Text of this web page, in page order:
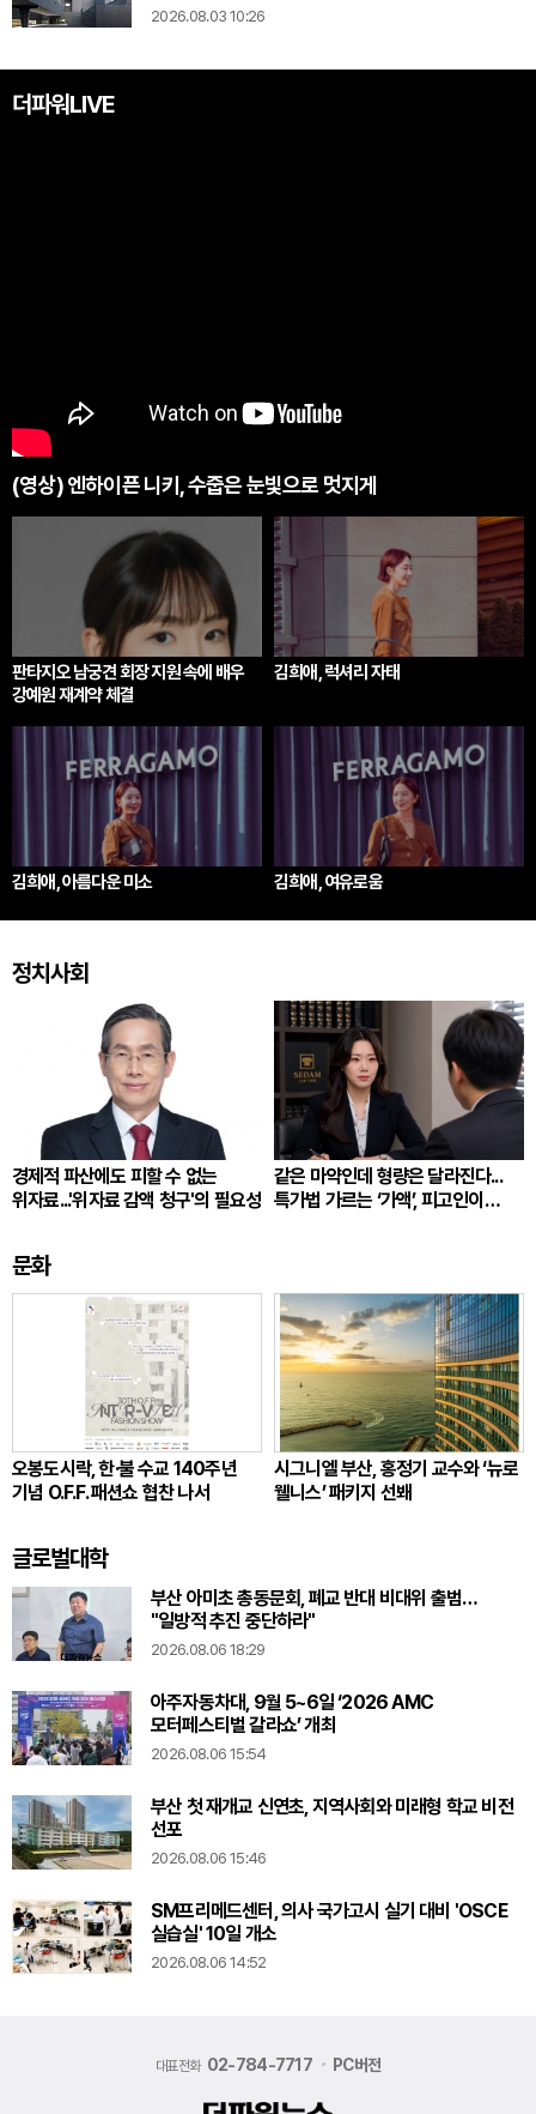
2026.08.03 10:26
더파워LIVE
(영상) 엔하이픈 니키, 수줍은 눈빛으로 멋지게
판타지오 남궁견 회장 지원 속에 배우
강예원 재계약 체결
김희애, 럭셔리 자태
김희애, 아름다운 미소 김희애, 여유로움
정치사회
경제적 파산에도 피할 수 없는
위자료...'위자료 감액 청구'의 필요성
같은 마약인데 형량은 달라진다...
특가법 가르는 ‘가액’, 피고인이
문화
오봉도시락, 한·불 수교 140주년
기념 O.F.F. 패션쇼 협찬 나서
시그니엘 부산, 홍정기 교수와 ‘뉴로
웰니스’ 패키지 선봬
글로벌대학
부산 아미초 총동문회, 폐교 반대 비대위 출범…
"일방적 추진 중단하라"
2026.08.06 18:29
아주자동차대, 9월 5~6일 ‘2026 AMC
모터페스티벌 갈라쇼’ 개최
2026.08.06 15:54
부산 첫 재개교 신연초, 지역사회와 미래형 학교 비전
선포
2026.08.06 15:46
SM프리메드센터, 의사 국가고시 실기 대비 'OSCE
실습실' 10일 개소
2026.08.06 14:52
대표전화 02-784-7717 PC버전